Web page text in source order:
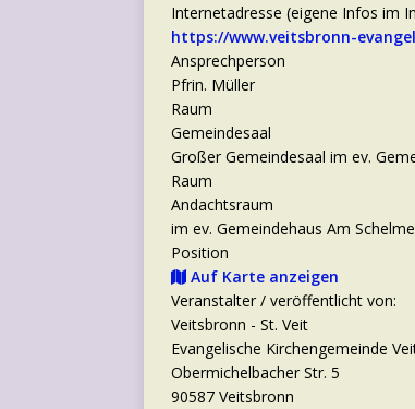
Internetadresse (eigene Infos im
https://www.veitsbronn-
Ansprechperson
Pfrin. Müller
Raum
Gemeindesaal
Großer Gemeindesaal im ev.
Raum
Andachtsraum
im ev. Gemeindehaus Am
Position
Auf Karte anzeigen
Veranstalter / veröffentlicht von:
Veitsbronn - St. Veit
Evangelische Kirchengemeinde
Obermichelbacher Str. 5
90587 Veitsbronn